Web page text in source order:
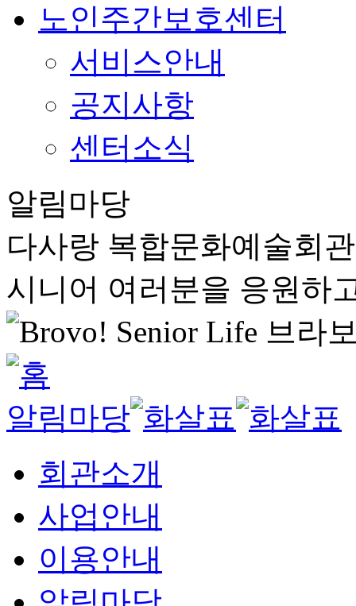
노인주간보호센터
서비스안내
공지사항
센터소식
알림마당
다사랑 복합문화예술회
시니어 여러분을 응원하
알림마당
회관소개
사업안내
이용안내